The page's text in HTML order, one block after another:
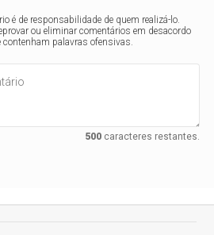
é de responsabilidade de quem realizá-lo.
ou eliminar comentários em desacordo
palavras ofensivas.
500caracteres restantes.